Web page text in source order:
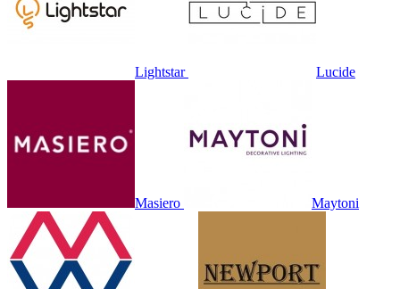
Lightstar Lucide
Masiero Maytoni